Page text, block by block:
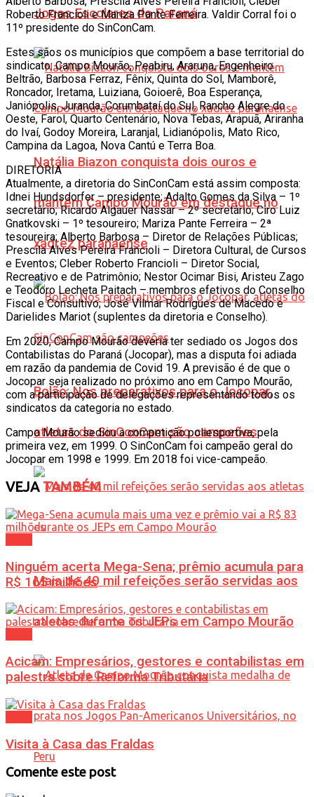
Jogos Escolares do Paraná
Natália Biazon conquista dois ouros e
mantém Campo Mourão em destaque no
xadrez paranaense
Bolão: Nos preparativos para o Jocopar,
atletas do SinConCam são campeões
Mais de 40 mil refeições serão servidas aos
atletas durante os JEPs em Campo Mourão
Roberto Francioli e Mariza Pante Ferreira. Valdir Corral foi o
11º presidente do SinConCam.
Estes sãos os municípios que compõem a base territorial do
sindicato: Campo Mourão, Peabiru, Araruna, Engenheiro
Beltrão, Barbosa Ferraz, Fênix, Quinta do Sol, Mamborê,
Roncador, Iretama, Luiziana, Goioerê, Boa Esperança,
Janiópolis, Juranda, Corumbataí do Sul, Rancho Alegre do
Oeste, Farol, Quarto Centenário, Nova Tebas, Arapuã, Ariranha
do Ivaí, Godoy Moreira, Laranjal, Lidianópolis, Mato Rico,
Campina da Lagoa, Nova Cantú e Terra Boa.
DIRETORIA
Atualmente, a diretoria do SinConCam está assim composta:
Idnei Hundsdorfer – presidente; Adalto Gomes da Silva – 1º
secretário; Ricardo Algauer Nassar – 2º secretário; Ciro Luiz
Gnatkovski – 1º tesoureiro; Mariza Pante Ferreira – 2ª
tesoureira; Alberto Barbosa – Diretor de Relações Públicas;
Prescila Alves Pereira Francioli – Diretora Cultural, de Cursos
e Eventos; Cleber Roberto Francioli – Diretor Social,
Recreativo e de Patrimônio; Nestor Ocimar Bisi, Aristeu Zago
e Teodoro Lecheta Paitach – membros efetivos do Conselho
Fiscal e Consultivo; José Vilmar Rodrigues de Macedo e
Darielides Mariot (suplentes da diretoria e Conselho).
Em 2020, Campo Mourão deveria ter sediado os Jogos dos
Contabilistas do Paraná (Jocopar), mas a disputa foi adiada
em razão da pandemia de Covid 19. A previsão é de que o
Jocopar seja realizado no próximo ano em Campo Mourão,
com a participação de delegações representando todos os
sindicatos da categoria no estado.
Campo Mourão sediou a competição poliesportiva, pela
primeira vez, em 1999. O SinConCam foi campeão geral do
Jocopar em 1998 e 1999. Em 2018 foi vice-campeão.
VEJATAMBÉM
Ninguém acerta Mega-Sena; prêmio acumula para
R$ 165 milhões
Acicam: Empresários, gestores e contabilistas em
palestra sobre Reforma Tributária
Visita à Casa das Fraldas
Comente este post